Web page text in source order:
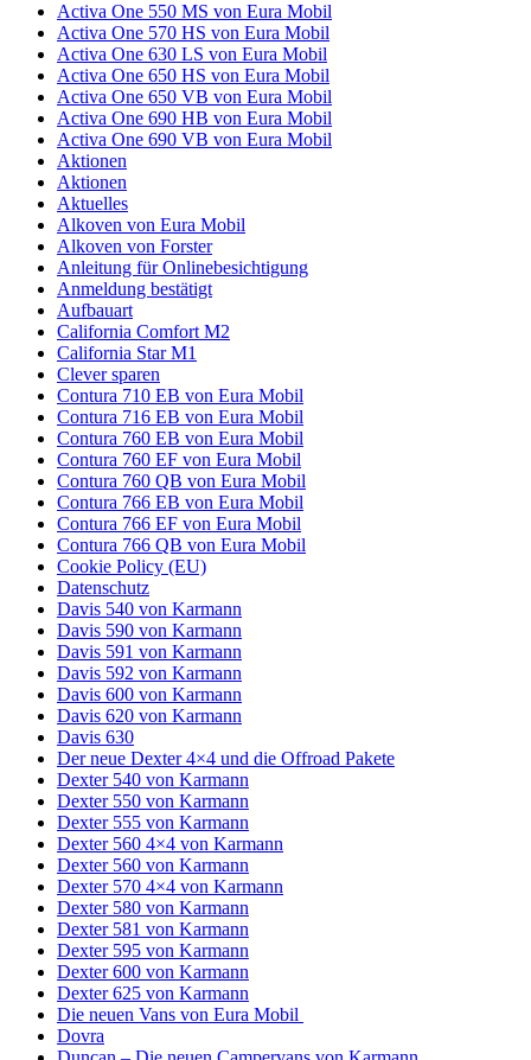
Activa One 550 MS von Eura Mobil
Activa One 570 HS von Eura Mobil
Activa One 630 LS von Eura Mobil
Activa One 650 HS von Eura Mobil
Activa One 650 VB von Eura Mobil
Activa One 690 HB von Eura Mobil
Activa One 690 VB von Eura Mobil
Aktionen
Aktionen
Aktuelles
Alkoven von Eura Mobil
Alkoven von Forster
Anleitung für Onlinebesichtigung
Anmeldung bestätigt
Aufbauart
California Comfort M2
California Star M1
Clever sparen
Contura 710 EB von Eura Mobil
Contura 716 EB von Eura Mobil
Contura 760 EB von Eura Mobil
Contura 760 EF von Eura Mobil
Contura 760 QB von Eura Mobil
Contura 766 EB von Eura Mobil
Contura 766 EF von Eura Mobil
Contura 766 QB von Eura Mobil
Cookie Policy (EU)
Datenschutz
Davis 540 von Karmann
Davis 590 von Karmann
Davis 591 von Karmann
Davis 592 von Karmann
Davis 600 von Karmann
Davis 620 von Karmann
Davis 630
Der neue Dexter 4×4 und die Offroad Pakete
Dexter 540 von Karmann
Dexter 550 von Karmann
Dexter 555 von Karmann
Dexter 560 4×4 von Karmann
Dexter 560 von Karmann
Dexter 570 4×4 von Karmann
Dexter 580 von Karmann
Dexter 581 von Karmann
Dexter 595 von Karmann
Dexter 600 von Karmann
Dexter 625 von Karmann
Die neuen Vans von Eura Mobil
Dovra